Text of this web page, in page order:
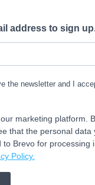
address to sign
the newsletter and I
marketing platform.
that the personal data
to Brevo for processing
Policy.